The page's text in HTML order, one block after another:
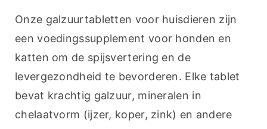
Onze galzuurtabletten voor huisdieren zijn
een voedingssupplement voor honden en
katten om de spijsvertering en de
levergezondheid te bevorderen. Elke tablet
bevat krachtig galzuur, mineralen in
chelaatvorm (ijzer, koper, zink) en andere